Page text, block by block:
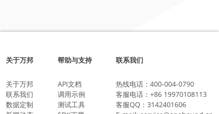
关于万邦
关于万邦
联系我们
数据定制
帮助与支持
API文档
调用示例
测试工具
联系我们
热线电话： 400-004-0790
客服电话： +86 19970108113
客服QQ： 3142401606